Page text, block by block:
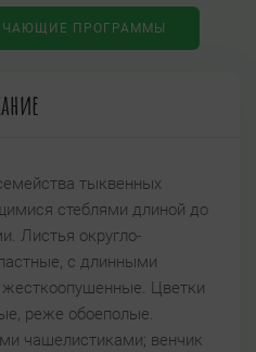
ПРОГРАММЫ
тыквенных
стеблями длиной до
Листья округло-
с длинными
Цветки
реже обоеполые.
чашелистиками; венчик